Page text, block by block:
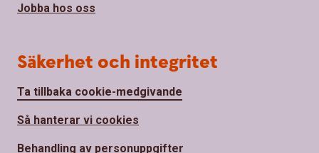
Jobba hos oss
Säkerhet och integritet
Ta tillbaka cookie-medgivande
Så hanterar vi cookies
Behandling av personuppgifter